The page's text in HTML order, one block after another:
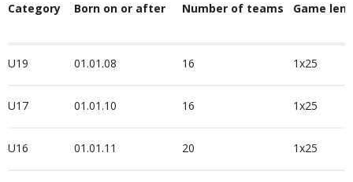
Category Born on or after Number of teams Game
U19 01.01.08 16 1x25
U17 01.01.10 16 1x25
U16 01.01.11 20 1x25